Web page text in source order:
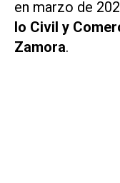
en marzo de
lo Civil y
Zamora.